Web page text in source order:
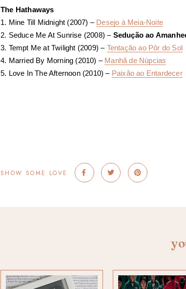
The Hathaways
1. Mine Till Midnight (2007) – Desejo à Meia-Noite
2. Seduce Me At Sunrise (2008) – Sedução ao
3. Tempt Me at Twilight (2009) – Tentação ao Pôr do Sol
4. Married By Morning (2010) – Manhã de Núpcias
5. Love In The Afternoon (2010) – Paixão ao Entardecer
SHOW SOME LOVE